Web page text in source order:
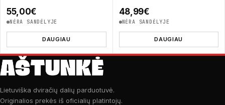
55,00€
NĖRA SANDĖLYJE
DAUGIAU
48,99€
NĖRA SANDĖLYJE
DAUGIAU
Lietuviška dviračių dalių parduotuvė.
Originalios prekės iš oficialių platintojų.